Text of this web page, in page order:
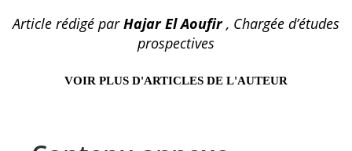
Article rédigé parHajar El Aoufir, Chargée d’études
prospectives
VOIR PLUS D'ARTICLES DE L'AUTEUR